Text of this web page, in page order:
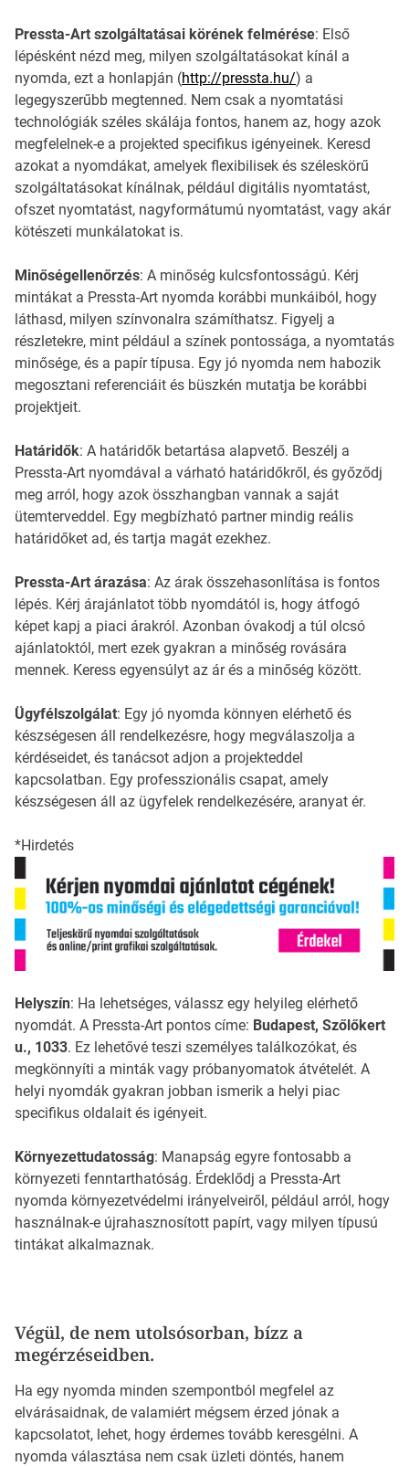
Pressta-Art szolgáltatásai körének felmérése: Első
lépésként nézd meg, milyen szolgáltatásokat kínál a
nyomda, ezt a honlapján (http://pressta.hu/) a
legegyszerűbb megtenned. Nem csak a nyomtatási
technológiák széles skálája fontos, hanem az, hogy azok
megfelelnek-e a projekted specifikus igényeinek. Keresd
azokat a nyomdákat, amelyek flexibilisek és széleskörű
szolgáltatásokat kínálnak, például digitális nyomtatást,
ofszet nyomtatást, nagyformátumú nyomtatást, vagy akár
kötészeti munkálatokat is.
Minőségellenőrzés: A minőség kulcsfontosságú. Kérj
mintákat a Pressta-Art nyomda korábbi munkáiból, hogy
láthasd, milyen színvonalra számíthatsz. Figyelj a
részletekre, mint például a színek pontossága, a nyomtatás
minősége, és a papír típusa. Egy jó nyomda nem habozik
megosztani referenciáit és büszkén mutatja be korábbi
projektjeit.
Határidők: A határidők betartása alapvető. Beszélj a
Pressta-Art nyomdával a várható határidőkről, és győződj
meg arról, hogy azok összhangban vannak a saját
ütemterveddel. Egy megbízható partner mindig reális
határidőket ad, és tartja magát ezekhez.
Pressta-Art árazása: Az árak összehasonlítása is fontos
lépés. Kérj árajánlatot több nyomdától is, hogy átfogó
képet kapj a piaci árakról. Azonban óvakodj a túl olcsó
ajánlatoktól, mert ezek gyakran a minőség rovására
mennek. Keress egyensúlyt az ár és a minőség között.
Ügyfélszolgálat: Egy jó nyomda könnyen elérhető és
készségesen áll rendelkezésre, hogy megválaszolja a
kérdéseidet, és tanácsot adjon a projekteddel
kapcsolatban. Egy professzionális csapat, amely
készségesen áll az ügyfelek rendelkezésére, aranyat ér.
*Hirdetés
Helyszín: Ha lehetséges, válassz egy helyileg elérhető
nyomdát. A Pressta-Art pontos címe: Budapest, Szőlőkert
u., 1033. Ez lehetővé teszi személyes találkozókat, és
megkönnyíti a minták vagy próbanyomatok átvételét. A
helyi nyomdák gyakran jobban ismerik a helyi piac
specifikus oldalait és igényeit.
Környezettudatosság: Manapság egyre fontosabb a
környezeti fenntarthatóság. Érdeklődj a Pressta-Art
nyomda környezetvédelmi irányelveiről, például arról, hogy
használnak-e újrahasznosított papírt, vagy milyen típusú
tintákat alkalmaznak.
Végül, de nem utolsósorban, bízz a
megérzéseidben.
Ha egy nyomda minden szempontból megfelel az
elvárásaidnak, de valamiért mégsem érzed jónak a
kapcsolatot, lehet, hogy érdemes tovább keresgélni. A
nyomda választása nem csak üzleti döntés, hanem